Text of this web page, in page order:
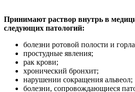
Принимают раствор внутрь в
следующих патологий:
болезни ротовой полости и
простудные явления;
рак крови;
хронический бронхит;
нарушении сокращения альвеол;
болезни, сопровождающиеся